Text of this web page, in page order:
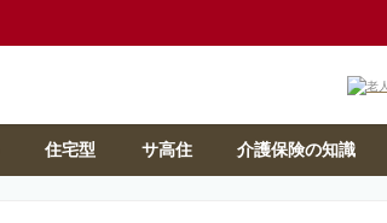
住宅型 サ高住 介護保険の知識